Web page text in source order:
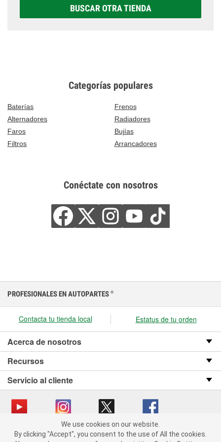
BUSCAR OTRA TIENDA
Categorías populares
Baterías
Frenos
Alternadores
Radiadores
Faros
Bujías
Filtros
Arrancadores
Conéctate con nosotros
We use cookies on our website. By clicking "Accept", you consent
to the use of All the cookies.
PROFESIONALES EN AUTOPARTES ®
Contacta tu tienda local Estatus de tu orden
Acerca de nosotros
Recursos
Servicio al cliente
Copyright © 2008-2026 O’Reilly Auto Parts v OST_3.2.0.0.729 (3) cv1361
We use cookies on our website.
By clicking "Accept", you consent to the use of All the cookies.